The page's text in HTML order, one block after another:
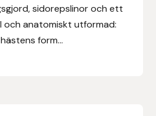
sidorepslinor och ett
och anatomiskt utformad:
form...